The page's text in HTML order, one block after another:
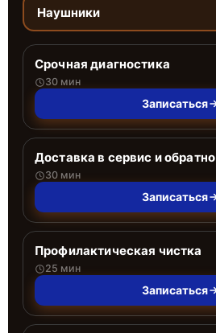
Наушники
Срочная диагностика
30 мин
Записаться
Доставка в сервис и обратно
30 мин
Записаться
Профилактическая чистка
25 мин
Записаться